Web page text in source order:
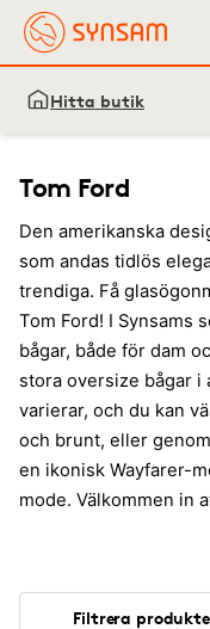
Hitta butik
Tom Ford
Den amerikanska
som andas tidlös
trendiga. Få
Tom Ford! I Synsams
bågar, både för dam
stora oversize bågar i
varierar, och du kan
och brunt, eller
en ikonisk Wayfarer-
mode. Välkommen in
Filtrera